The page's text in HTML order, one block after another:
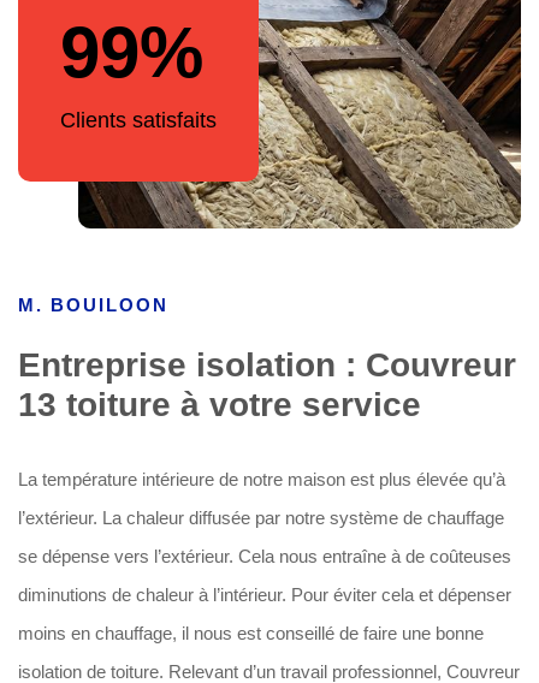
99%
Clients satisfaits
M. BOUILOON
Entreprise isolation : Couvreur
13 toiture à votre service
La température intérieure de notre maison est plus élevée qu’à
l’extérieur. La chaleur diffusée par notre système de chauffage
se dépense vers l’extérieur. Cela nous entraîne à de coûteuses
diminutions de chaleur à l’intérieur. Pour éviter cela et dépenser
moins en chauffage, il nous est conseillé de faire une bonne
isolation de toiture. Relevant d’un travail professionnel, Couvreur